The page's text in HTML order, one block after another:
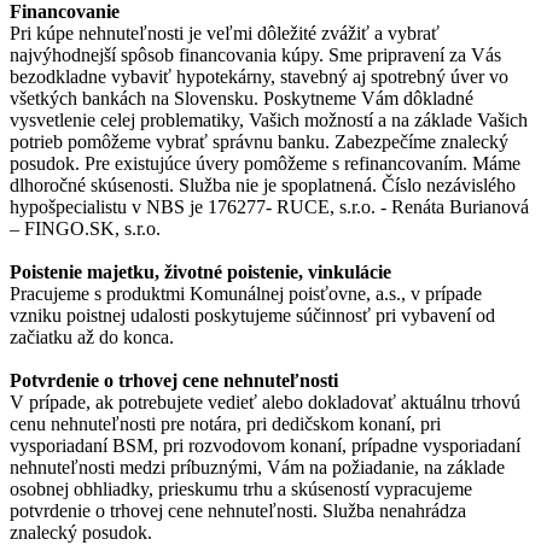
Financovanie
Pri kúpe nehnuteľnosti je veľmi dôležité zvážiť a vybrať
najvýhodnejší spôsob financovania kúpy. Sme pripravení za Vás
bezodkladne vybaviť hypotekárny, stavebný aj spotrebný úver vo
všetkých bankách na Slovensku. Poskytneme Vám dôkladné
vysvetlenie celej problematiky, Vašich možností a na základe Vašich
potrieb pomôžeme vybrať správnu banku. Zabezpečíme znalecký
posudok. Pre existujúce úvery pomôžeme s refinancovaním. Máme
dlhoročné skúsenosti. Služba nie je spoplatnená. Číslo nezávislého
hypošpecialistu v NBS je 176277- RUCE, s.r.o. - Renáta Burianová
– FINGO.SK, s.r.o.
Poistenie majetku, životné poistenie, vinkulácie
Pracujeme s produktmi Komunálnej poisťovne, a.s., v prípade
vzniku poistnej udalosti poskytujeme súčinnosť pri vybavení od
začiatku až do konca.
Potvrdenie o trhovej cene nehnuteľnosti
V prípade, ak potrebujete vedieť alebo dokladovať aktuálnu trhovú
cenu nehnuteľnosti pre notára, pri dedičskom konaní, pri
vysporiadaní BSM, pri rozvodovom konaní, prípadne vysporiadaní
nehnuteľnosti medzi príbuznými, Vám na požiadanie, na základe
osobnej obhliadky, prieskumu trhu a skúseností vypracujeme
potvrdenie o trhovej cene nehnuteľnosti. Služba nenahrádza
znalecký posudok.